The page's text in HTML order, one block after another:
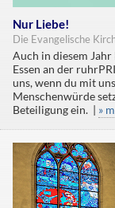
Nur Liebe!
Die Evangelische
Auch in diesem
Essen an der
uns, wenn du mit
Menschenwürde
Beteiligung ein. | »